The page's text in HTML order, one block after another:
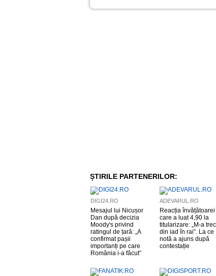
ȘTIRILE PARTENERILOR:
DIGI24.RO
Mesajul lui Nicușor
Dan după decizia
Moody's privind
ratingul de țară: „A
confirmat pașii
importanți pe care
România i-a făcut”
ADEVARUL.RO
Reacția învățătoarei
care a luat 4,90 la
titularizare: „M-a
din iad în rai”. La ce
notă a ajuns după
contestație